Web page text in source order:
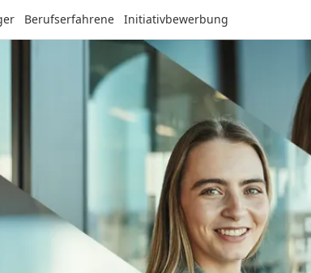
Berufserfahrene Initiativbewerbung